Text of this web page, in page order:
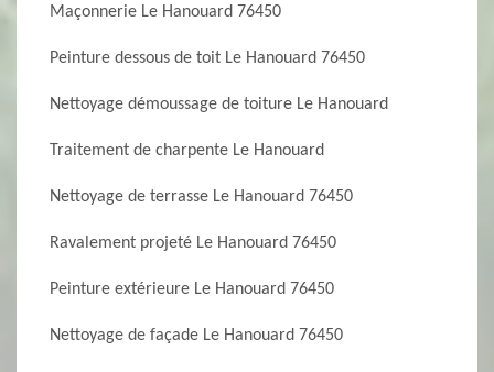
Maçonnerie Le Hanouard 76450
Peinture dessous de toit Le Hanouard 76450
Nettoyage démoussage de toiture Le Hanouard
Traitement de charpente Le Hanouard
Nettoyage de terrasse Le Hanouard 76450
Ravalement projeté Le Hanouard 76450
Peinture extérieure Le Hanouard 76450
Nettoyage de façade Le Hanouard 76450